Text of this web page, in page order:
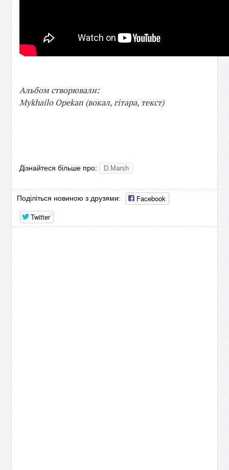
Альбом створювали:
Mykhailo Opekan (вокал, гітара, текст)
Дізнайтеся більше про: D.Marsh
Поділіться новиною з друзями:
Facebook
Twitter